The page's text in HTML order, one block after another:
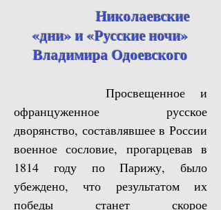
Николаевские
«дни» и «Русские ночи»
Владимира Одоевского
Просвещенное и
офранцуженное русское
дворянство, составлявшее в России
военное сословие, прогарцевав в
1814 году по Парижу, было
убеждено, что результатом их
победы станет скорое